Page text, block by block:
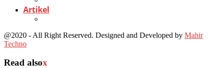
Artikel
@2020 - All Right Reserved. Designed and Developed by Mahir
Techno
Read alsox